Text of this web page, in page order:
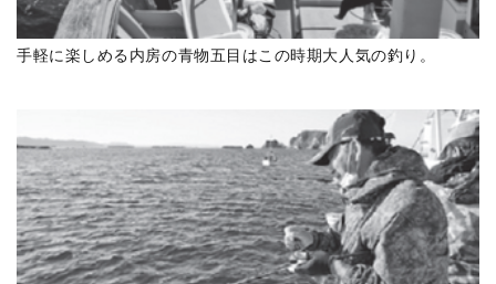
手軽に楽しめる内房の青物五目はこの時期大人気の釣り。